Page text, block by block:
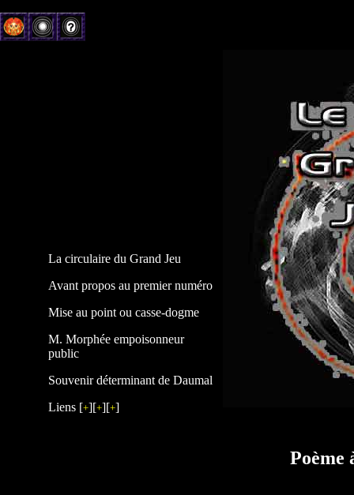
Poème
" La vie est le
La circulaire du Grand Jeu
Avant propos au premier numéro
Mise au point ou casse-dogme
M. Morphée empoisonneur
public
Souvenir déterminant de Daumal
Liens [+][+][+]